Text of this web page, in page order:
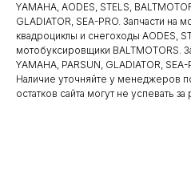
YAMAHA, AODES, STELS,
GLADIATOR, SEA-PRO. Запчасти на
квадроциклы и снегоходы AODES,
мотобуксировщики BALTMOTORS.
YAMAHA, PARSUN, GLADIATOR,
Наличие уточняйте у менеджеров
остатков сайта могут не успевать